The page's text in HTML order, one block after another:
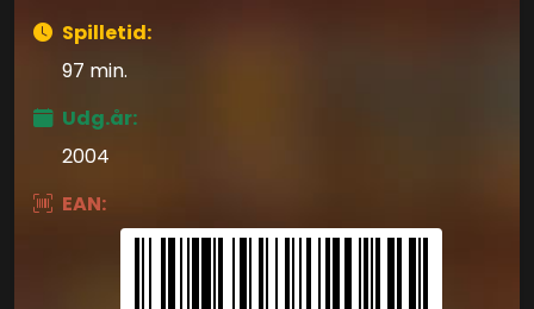
Spilletid:
97 min.
Udg.år:
2004
EAN: